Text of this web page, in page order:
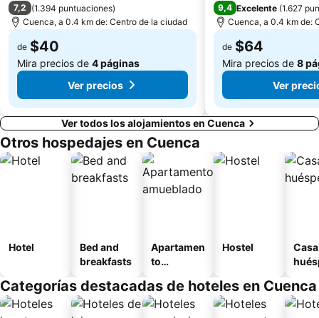
7,2 (1.394 puntuaciones)
Cuenca, a 0.4 km de: Centro de la ciudad
de $40
Mira precios de 4 páginas
Ver precios
9,4 Excelente (1.627
Cuenca, a 0.4 km de:
de $64
Mira precios de 8
Ver
Ver todos los alojamientos en Cuenca
Otros hospedajes en Cuenca
Hotel
Bed and
breakfasts
Apartamen
to
o
Hostel
Categorías destacadas de hoteles en Cuenca